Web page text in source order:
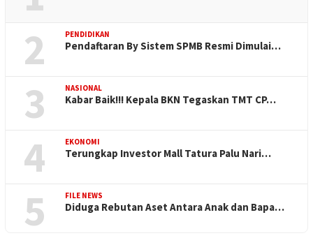
2 PENDIDIKAN
Pendaftaran By Sistem SPMB Resmi Dimulai…
3 NASIONAL
Kabar Baik!!! Kepala BKN Tegaskan TMT CP…
4 EKONOMI
Terungkap Investor Mall Tatura Palu Nari…
5 FILE NEWS
Diduga Rebutan Aset Antara Anak dan Bapa…